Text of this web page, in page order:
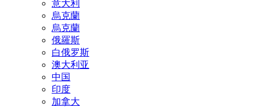
意大利
烏克蘭
烏克蘭
俄羅斯
白俄罗斯
澳大利亚
中国
印度
加拿大